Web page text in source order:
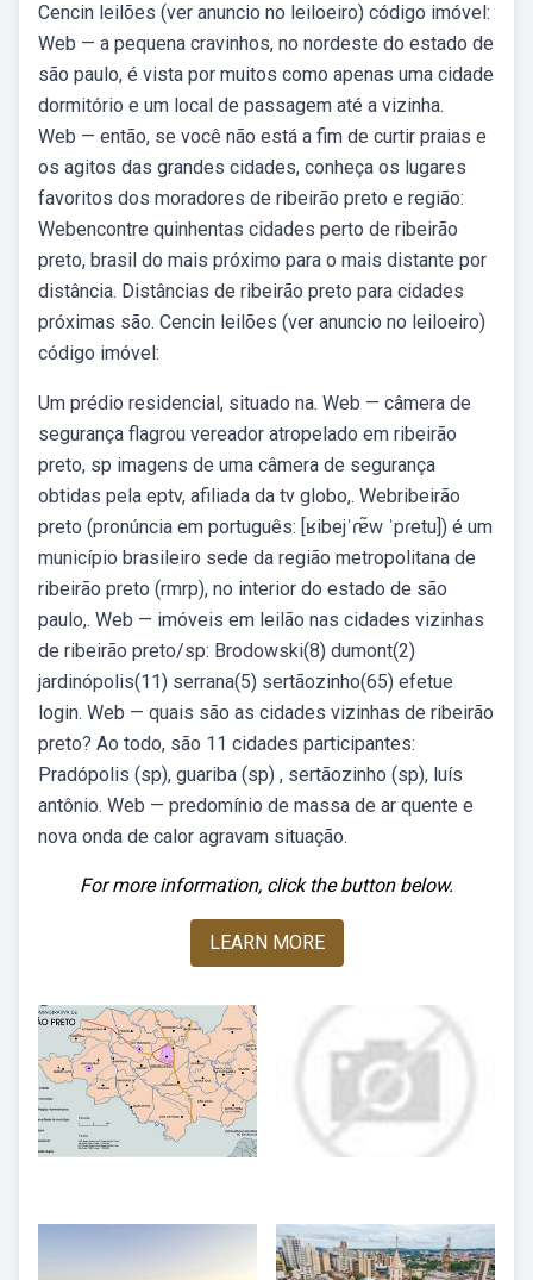
Cencin leilões (ver anuncio no leiloeiro) código imóvel:
Web — a pequena cravinhos, no nordeste do estado de
são paulo, é vista por muitos como apenas uma cidade
dormitório e um local de passagem até a vizinha.
Web — então, se você não está a fim de curtir praias e
os agitos das grandes cidades, conheça os lugares
favoritos dos moradores de ribeirão preto e região:
Webencontre quinhentas cidades perto de ribeirão
preto, brasil do mais próximo para o mais distante por
distância. Distâncias de ribeirão preto para cidades
próximas são. Cencin leilões (ver anuncio no leiloeiro)
código imóvel:
Um prédio residencial, situado na. Web — câmera de
segurança flagrou vereador atropelado em ribeirão
preto, sp imagens de uma câmera de segurança
obtidas pela eptv, afiliada da tv globo,. Webribeirão
preto (pronúncia em português: [ʁibejˈɾɐ̃w ˈpɾetu]) é um
município brasileiro sede da região metropolitana de
ribeirão preto (rmrp), no interior do estado de são
paulo,. Web — imóveis em leilão nas cidades vizinhas
de ribeirão preto/sp: Brodowski(8) dumont(2)
jardinópolis(11) serrana(5) sertãozinho(65) efetue
login. Web — quais são as cidades vizinhas de ribeirão
preto? Ao todo, são 11 cidades participantes:
Pradópolis (sp), guariba (sp) , sertãozinho (sp), luís
antônio. Web — predomínio de massa de ar quente e
nova onda de calor agravam situação.
For more information, click the button below.
LEARN MORE